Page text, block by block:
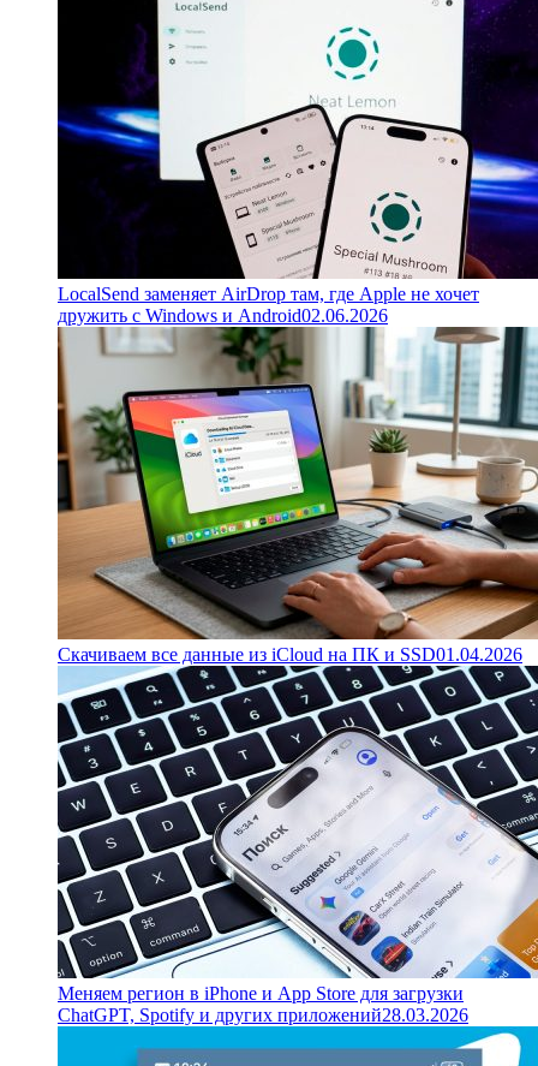
LocalSend заменяет AirDrop там, где Apple не хочет
дружить с Windows и Android02.06.2026
Скачиваем все данные из iCloud на ПК и SSD01.04.2026
Меняем регион в iPhone и App Store для загрузки
ChatGPT, Spotify и других приложений28.03.2026